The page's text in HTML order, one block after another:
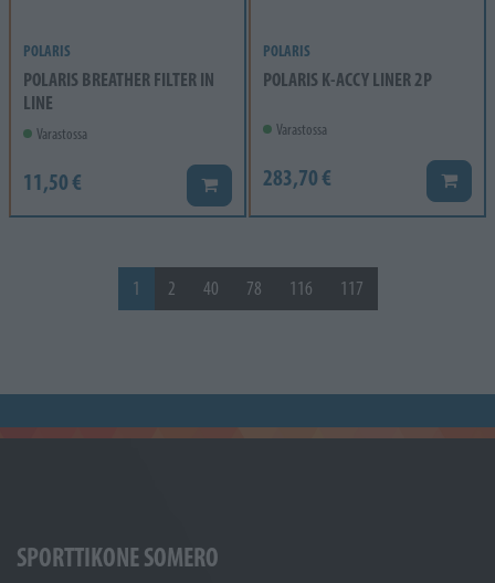
POLARIS
POLARIS BREATHER FILTER IN
LINE
Varastossa
11,50 € Lisää koriin
POLARIS
POLARIS K-ACCY LINER 2P
Varastossa
283,70 € Lisää
1 2 40 78 116 117
SPORTTIKONE SOMERO